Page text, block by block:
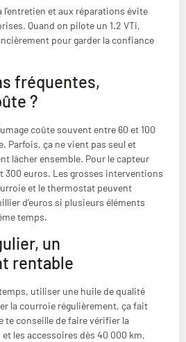
l’entretien et aux réparations évite
Quand on pilote un 1.2 VTi,
pour garder la confiance
fréquentes,
?
coûte souvent entre 60 et 100
Parfois, ça ne vient pas seul et
lâcher ensemble. Pour le capteur
300 euros. Les grosses interventions
et le thermostat peuvent
d’euros si plusieurs éléments
temps.
un
rentable
utiliser une huile de qualité
la courroie régulièrement, ça fait
te conseille de faire vérifier la
les accessoires dès 40 000 km,